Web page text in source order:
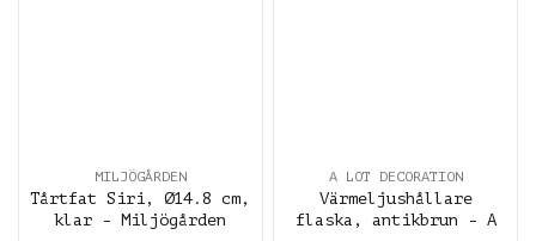
MILJÖGÅRDEN
Tårtfat Siri, Ø14.8 cm,
klar - Miljögården
A LOT DECORATION
Värmeljushållare
flaska, antikbrun - A